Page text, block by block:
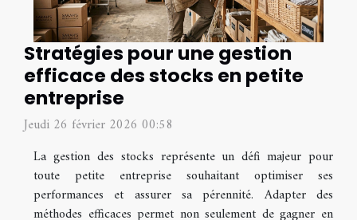
Stratégies pour une gestion
efficace des stocks en petite
entreprise
Jeudi 26 février 2026 00:58
La gestion des stocks représente un défi majeur pour
toute petite entreprise souhaitant optimiser ses
performances et assurer sa pérennité. Adapter des
méthodes efficaces permet non seulement de gagner en